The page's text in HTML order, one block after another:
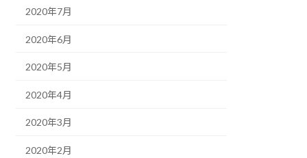
2020年7月
2020年6月
2020年5月
2020年4月
2020年3月
2020年2月